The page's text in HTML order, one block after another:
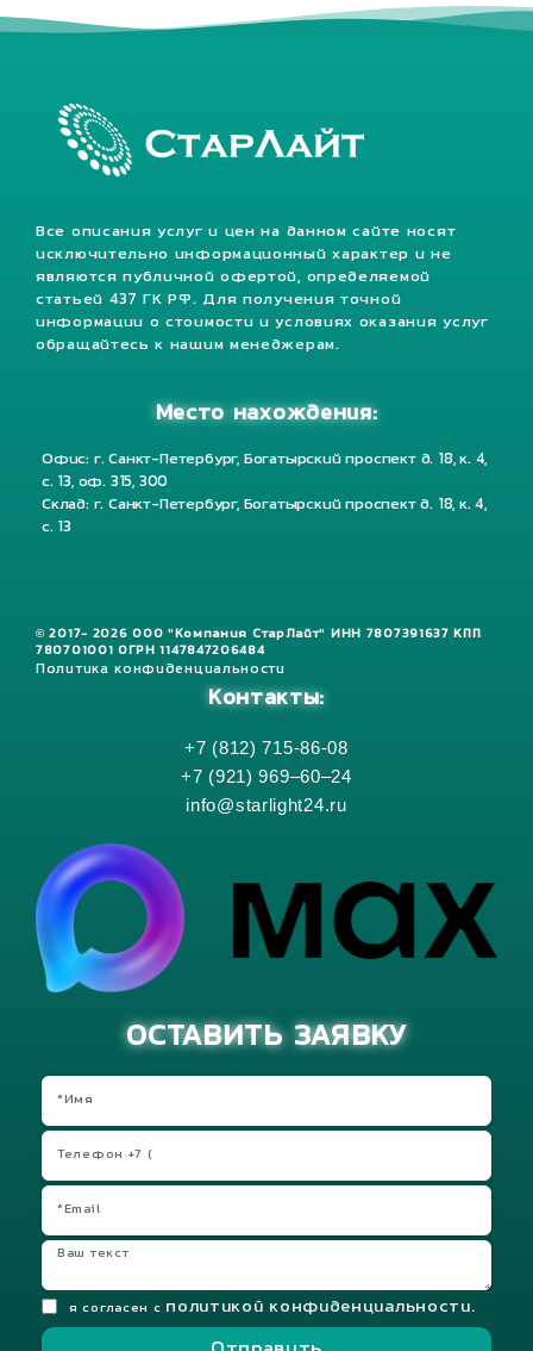
Все описания услуг и цен на данном сайте носят
исключительно информационный характер и не
являются публичной офертой, определяемой
статьей 437 ГК РФ. Для получения точной
информации о стоимости и условиях оказания услуг
обращайтесь к нашим менеджерам.
Место нахождения:
Офис: г. Санкт-Петербург, Богатырский проспект д. 18, к. 4,
с. 13, оф. 315, 300
Склад: г. Санкт-Петербург, Богатырский проспект д. 18, к. 4,
с. 13
© 2017- 2026 ООО "Компания СтарЛайт" ИНН 7807391637 КПП
780701001 ОГРН 1147847206484
Политика конфиденциальности
Контакты:
+7 (812) 715-86-08
+7 (921) 969–60–24
info@starlight24.ru
ОСТАВИТЬ ЗАЯВКУ
я согласен с политикой конфиденциальности.